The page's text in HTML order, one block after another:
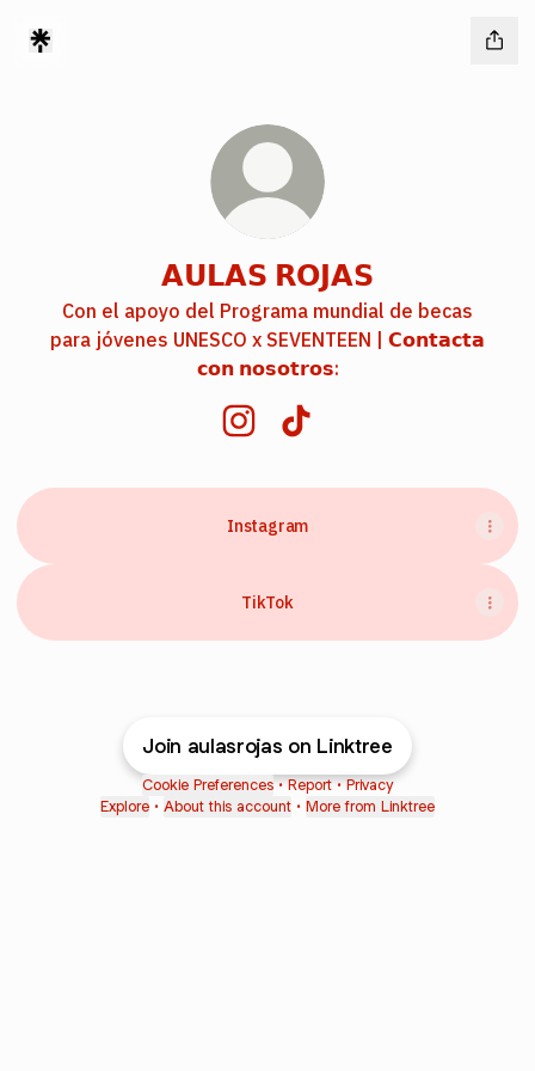
𝗔𝗨𝗟𝗔𝗦 𝗥𝗢𝗝𝗔𝗦
Con el apoyo del Programa mundial de becas
para jóvenes UNESCO x SEVENTEEN | 𝗖𝗼𝗻𝘁𝗮𝗰𝘁𝗮
𝗰𝗼𝗻 𝗻𝗼𝘀𝗼𝘁𝗿𝗼𝘀:
Instagram
TikTok
Join aulasrojas on Linktree
Cookie Preferences • Report • Privacy
Explore • About this account • More from Linktree